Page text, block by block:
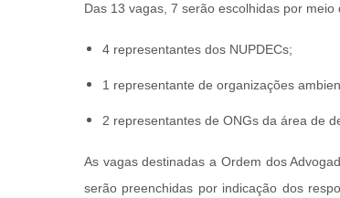
Das 13 vagas, 7 serão escolhidas por
4 representantes dos NUPDECs;
1 representante de organizações
2 representantes de ONGs da área de
As vagas destinadas a Ordem dos
serão preenchidas por indicação dos